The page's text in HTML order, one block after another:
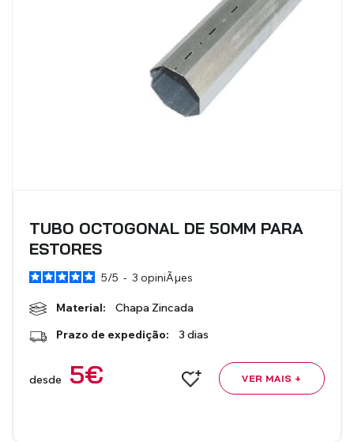
TUBO OCTOGONAL DE 50MM PARA
ESTORES
5/5 - 3 opiniÃµes
Material:
Chapa Zincada
Prazo de expedição:
3 dias
desde 5€ VER MAIS +